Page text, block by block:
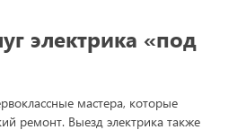
электрика «под
мастера, которые
ремонт. Выезд электрика также